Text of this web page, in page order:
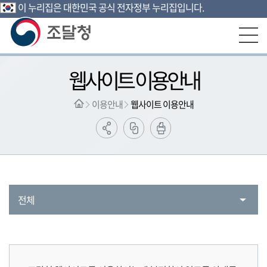
본문영역 바로가기
메인메뉴 바로가기
하단링크 바로가기
이 누리집은 대한민국 공식 전자정부 누리집입니다.
웹사이트 이용안내
이용안내 웹사이트 이용안내
전체